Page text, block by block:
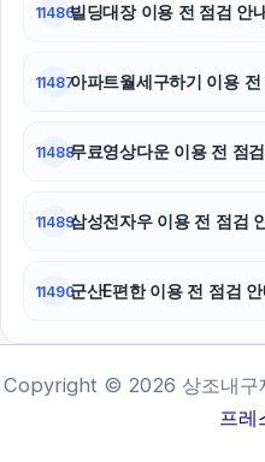
11486빌딩대장 이용 전 점검
11487아파트월세구하기 이용
11488무료영상다운 이용 전 점
11489삼성전자우 이용 전 점검
11490군산E편한 이용 전 점검
Copyright © 2026 상조내구
프레